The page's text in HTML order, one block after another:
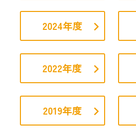
2024年度
2022年度
2019年度